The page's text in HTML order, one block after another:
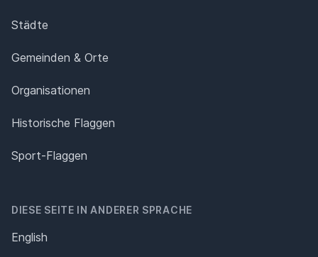
Städte
Gemeinden & Orte
Organisationen
Historische Flaggen
Sport-Flaggen
DIESE SEITE IN ANDERER SPRACHE
English